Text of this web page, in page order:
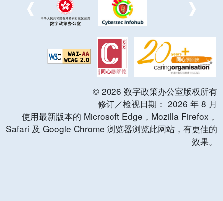
© 2026 数字政策办公室版权所有
修订／检视日期： 2026 年 8 月
使用最新版本的 Microsoft Edge，Mozilla Firefox，
Safari 及 Google Chrome 浏览器浏览此网站，有更佳的
效果。